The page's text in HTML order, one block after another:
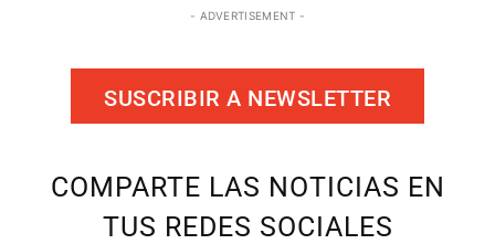
- ADVERTISEMENT -
SUSCRIBIR A NEWSLETTER
COMPARTE LAS NOTICIAS EN
TUS REDES SOCIALES